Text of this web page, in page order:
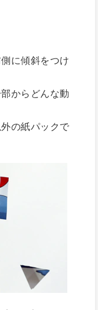
に傾斜をつけ
からどんな動
の紙パックで